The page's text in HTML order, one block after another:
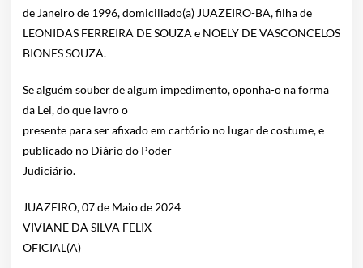
de Janeiro de 1996, domiciliado(a) JUAZEIRO-BA, filha de
LEONIDAS FERREIRA DE SOUZA e NOELY DE VASCONCELOS
BIONES SOUZA.
Se alguém souber de algum impedimento, oponha-o na forma
da Lei, do que lavro o
presente para ser afixado em cartório no lugar de costume, e
publicado no Diário do Poder
Judiciário.
JUAZEIRO, 07 de Maio de 2024
VIVIANE DA SILVA FELIX
OFICIAL(A)